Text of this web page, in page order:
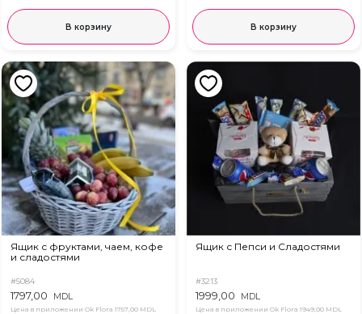
В корзину В корзину
Ящик с фруктами, чаем, кофе
и сладостями
#5084
1797,00 MDL
Цена в приложении Ok Flora 1757,00 MDL
Ящик с Пепси и Сладостями
#3213
1999,00 MDL
Цена в приложении Ok Flora 1949,00 MDL